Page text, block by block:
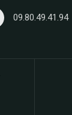
09.80.49.41.94